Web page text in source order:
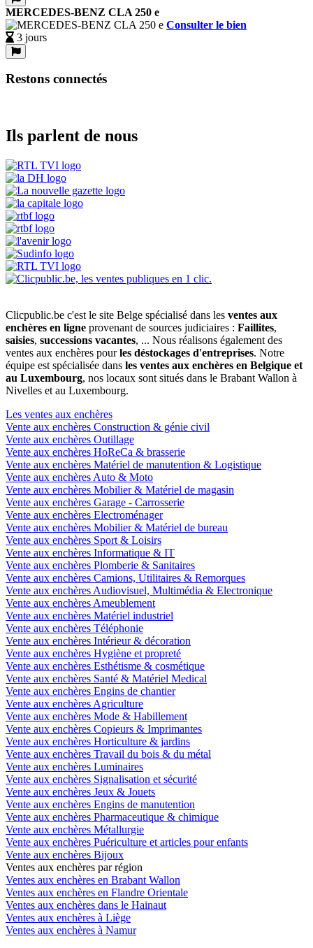
MERCEDES-BENZ CLA 250 e
Consulter le bien
3 jours
Restons connectés
Ils parlent de nous
Clicpublic.be c'est le site Belge spécialisé dans les ventes aux
enchères en ligne provenant de sources judiciaires : Faillites,
saisies, successions vacantes, ... Nous réalisons également des
ventes aux enchères pourles déstockages d'entreprises. Notre
équipe est spécialisée dans les ventes aux enchères en Belgique et
au Luxembourg, nos locaux sont situés dans le Brabant Wallon à
Nivelles et au Luxembourg.
Les ventes aux enchères
Vente aux enchères Construction & génie civil
Vente aux enchères Outillage
Vente aux enchères HoReCa & brasserie
Vente aux enchères Matériel de manutention & Logistique
Vente aux enchères Auto & Moto
Vente aux enchères Mobilier & Matériel de magasin
Vente aux enchères Garage - Carrosserie
Vente aux enchères Electroménager
Vente aux enchères Mobilier & Matériel de bureau
Vente aux enchères Sport & Loisirs
Vente aux enchères Informatique & IT
Vente aux enchères Plomberie & Sanitaires
Vente aux enchères Camions, Utilitaires & Remorques
Vente aux enchères Audiovisuel, Multimédia & Electronique
Vente aux enchères Ameublement
Vente aux enchères Matériel industriel
Vente aux enchères Téléphonie
Vente aux enchères Intérieur & décoration
Vente aux enchères Hygiène et propreté
Vente aux enchères Esthétisme & cosmétique
Vente aux enchères Santé & Matériel Medical
Vente aux enchères Engins de chantier
Vente aux enchères Agriculture
Vente aux enchères Mode & Habillement
Vente aux enchères Copieurs & Imprimantes
Vente aux enchères Horticulture & jardins
Vente aux enchères Travail du bois & du métal
Vente aux enchères Luminaires
Vente aux enchères Signalisation et sécurité
Vente aux enchères Jeux & Jouets
Vente aux enchères Engins de manutention
Vente aux enchères Pharmaceutique & chimique
Vente aux enchères Métallurgie
Vente aux enchères Puériculture et articles pour enfants
Vente aux enchères Bijoux
Ventes aux enchères par région
Ventes aux enchères en Brabant Wallon
Ventes aux enchères en Flandre Orientale
Ventes aux enchères dans le Hainaut
Ventes aux enchères à Liège
Ventes aux enchères à Namur